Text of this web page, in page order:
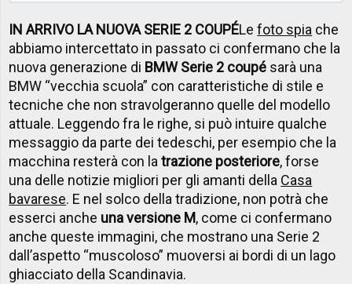
IN ARRIVO LA NUOVA SERIE 2 COUPÉLefoto spia che
abbiamo intercettato in passato ci confermano che la
nuova generazione di BMW Serie 2 coupé sarà una
BMW “vecchia scuola” con caratteristiche di stile e
tecniche che non stravolgeranno quelle del modello
attuale. Leggendo fra le righe, si può intuire qualche
messaggio da parte dei tedeschi, per esempio che la
macchina resterà con latrazione posteriore, forse
una delle notizie migliori per gli amanti della Casa
bavarese. E nel solco della tradizione, non potrà che
esserci anche una versione M, come ci confermano
anche queste immagini, che mostrano una Serie 2
dall’aspetto “muscoloso” muoversi ai bordi di un lago
ghiacciato della Scandinavia.